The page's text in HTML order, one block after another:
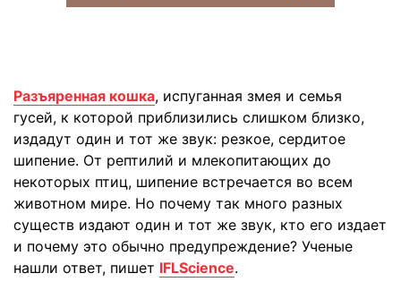
Разъяренная кошка, испуганная змея и семья
гусей, к которой приблизились слишком близко,
издадут один и тот же звук: резкое, сердитое
шипение. От рептилий и млекопитающих до
некоторых птиц, шипение встречается во всем
животном мире. Но почему так много разных
существ издают один и тот же звук, кто его издает
и почему это обычно предупреждение? Ученые
нашли ответ, пишет IFLScience.